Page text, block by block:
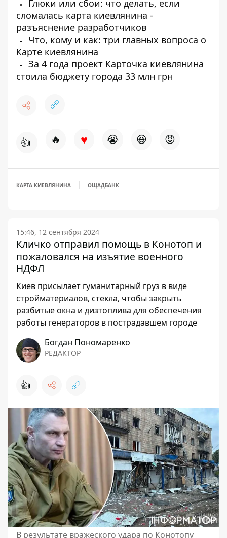
Глюки или сбои: что делать, если
сломалась карта киевлянина -
разъяснение разработчиков
Что, кому и как: три главных вопроса о
Карте киевлянина
За 4 года проект Карточка киевлянина
стоила бюджету города 33 млн грн
👍 🔥 ♥ 😭 😆 😡
КАРТА КИЕВЛЯНИНА ОЩАДБАНК
15:46, 12 сентября 2024
Кличко отправил помощь в Конотоп и
пожаловался на изъятие военного
НДФЛ
Киев присылает гуманитарный груз в виде
стройматериалов, стекла, чтобы закрыть
разбитые окна и дизтоплива для обеспечения
работы генераторов в пострадавшем городе
Богдан Пономаренко
РЕДАКТОР
👍
В результате вражеского удара по Конотопу